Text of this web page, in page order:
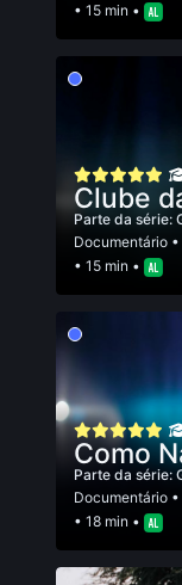
• 15 min •
Clube
Parte da série:
Documentário
• 15 min •
Como
Parte da série:
Documentário
• 18 min •